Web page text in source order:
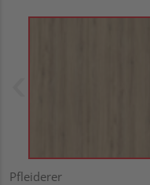
Pfleiderer